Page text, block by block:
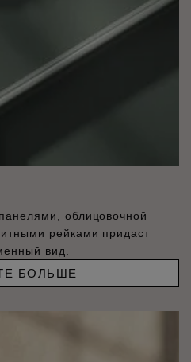
облицовочной
рейками придаст
вид.
БОЛЬШЕ